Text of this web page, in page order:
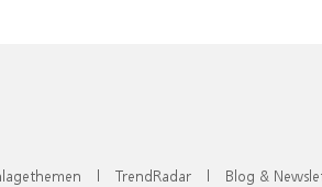
| TrendRadar | Blog &